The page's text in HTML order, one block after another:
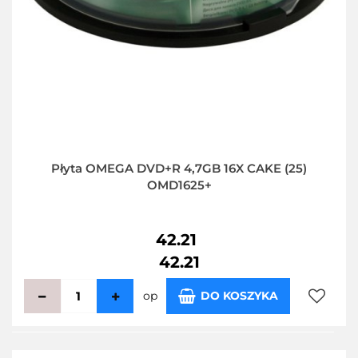
Płyta OMEGA DVD+R 4,7GB 16X CAKE (25)
OMD1625+
42.21
42.21
op DO KOSZYKA